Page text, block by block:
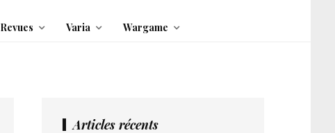
Revues Varia Wargame
Articles récents